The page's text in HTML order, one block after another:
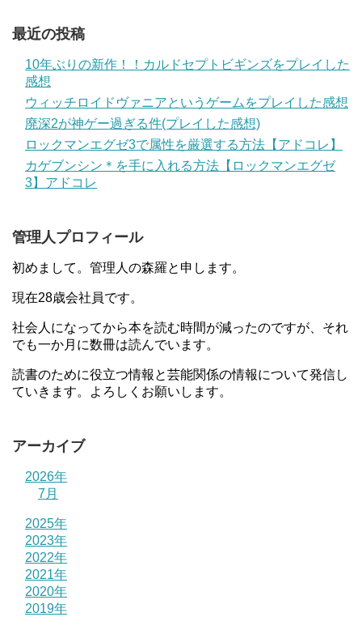
最近の投稿
10年ぶりの新作！！カルドセプトビギンズをプレイした
感想
ウィッチロイドヴァニアというゲームをプレイした感想
廃深2が神ゲー過ぎる件(プレイした感想)
ロックマンエグゼ3で属性を厳選する方法【アドコレ】
カゲブンシン＊を手に入れる方法【ロックマンエグゼ
3】アドコレ
管理人プロフィール
初めまして。管理人の森羅と申します。
現在28歳会社員です。
社会人になってから本を読む時間が減ったのですが、それ
でも一か月に数冊は読んでいます。
読書のために役立つ情報と芸能関係の情報について発信し
ていきます。よろしくお願いします。
アーカイブ
2026年
7月
2025年
2023年
2022年
2021年
2020年
2019年